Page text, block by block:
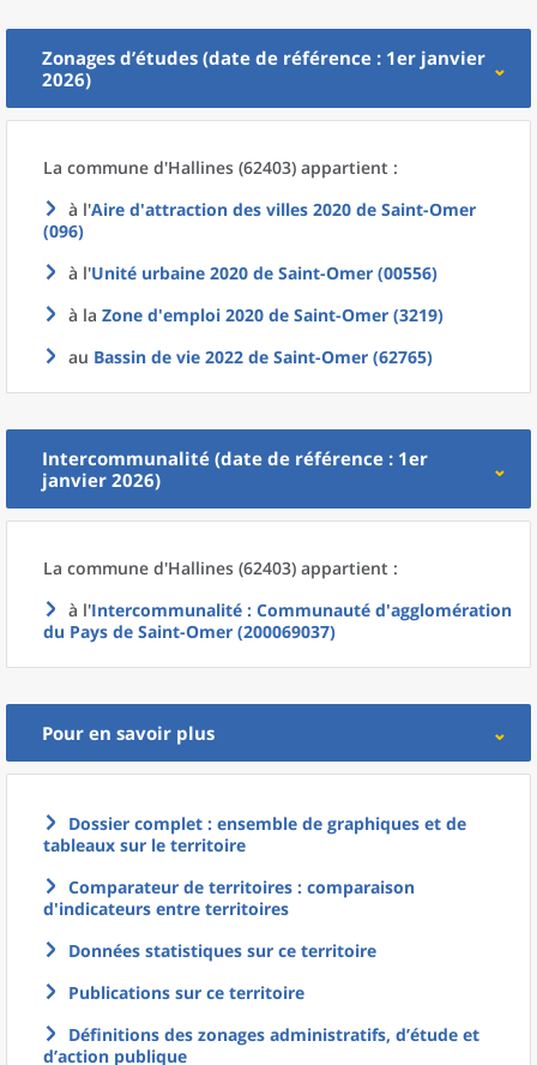
Zonages d’études (date de référence : 1er janvier
2026)
La commune d'Hallines (62403) appartient :
à l'Aire d'attraction des villes 2020 de Saint-Omer
(096)
à l'Unité urbaine 2020 de Saint-Omer (00556)
à la Zone d'emploi 2020 de Saint-Omer (3219)
au Bassin de vie 2022 de Saint-Omer (62765)
Intercommunalité (date de référence : 1er
janvier 2026)
La commune d'Hallines (62403) appartient :
à l'Intercommunalité : Communauté d'agglomération
du Pays de Saint-Omer (200069037)
Pour en savoir plus
Dossier complet : ensemble de graphiques et de
tableaux sur le territoire
Comparateur de territoires : comparaison
d'indicateurs entre territoires
Données statistiques sur ce territoire
Publications sur ce territoire
Définitions des zonages administratifs, d’étude et
d’action publique